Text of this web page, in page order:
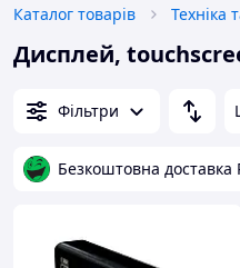
Каталог товарів Техніка
Дисплей,
Фільтри
Безкоштовна доставка